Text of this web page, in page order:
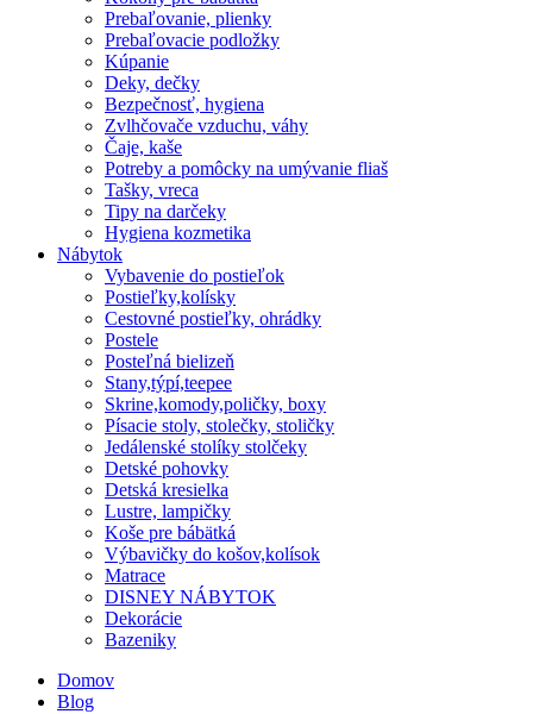
Prebaľovanie, plienky
Prebaľovacie podložky
Kúpanie
Deky, dečky
Bezpečnosť, hygiena
Zvlhčovače vzduchu, váhy
Čaje, kaše
Potreby a pomôcky na umývanie fliaš
Tašky, vreca
Tipy na darčeky
Hygiena kozmetika
Nábytok
Vybavenie do postieľok
Postieľky,kolísky
Cestovné postieľky, ohrádky
Postele
Posteľná bielizeň
Stany,týpí,teepee
Skrine,komody,poličky, boxy
Písacie stoly, stolečky, stoličky
Jedálenské stolíky stolčeky
Detské pohovky
Detská kresielka
Lustre, lampičky
Koše pre bábätká
Výbavičky do košov,kolísok
Matrace
DISNEY NÁBYTOK
Dekorácie
Bazeniky
Domov
Blog